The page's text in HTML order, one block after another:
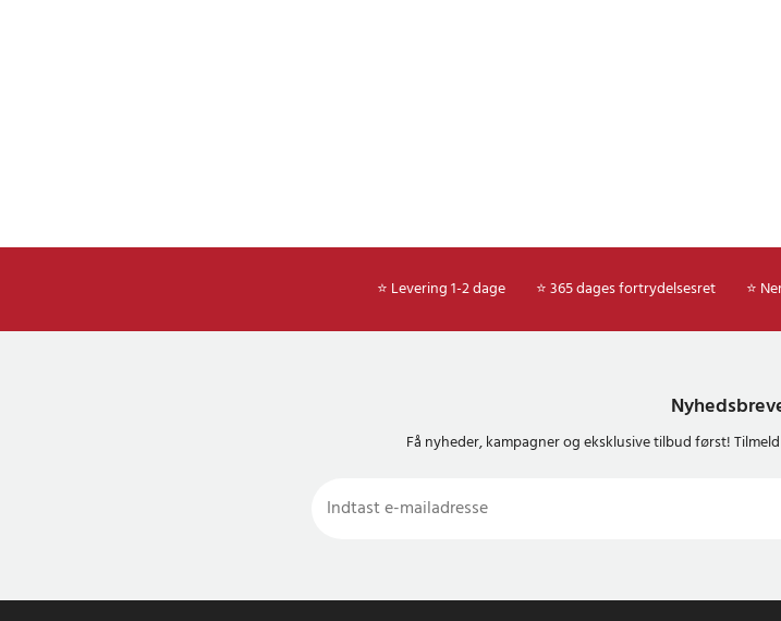
⭐ Levering 1-2 dage ⭐ 365 dages fortrydelsesret ⭐
Få nyheder, kampagner og eksklusive tilbud først!